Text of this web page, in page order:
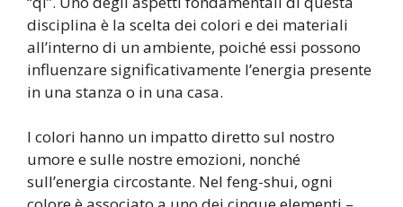
disciplina è la scelta dei colori e dei materiali
all’interno di un ambiente, poiché essi possono
influenzare significativamente l’energia presente
in una stanza o in una casa.
I colori hanno un impatto diretto sul nostro
umore e sulle nostre emozioni, nonché
sull’energia circostante. Nel feng-shui, ogni